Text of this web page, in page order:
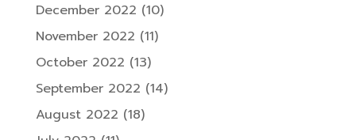
December 2022 (10)
November 2022 (11)
October 2022 (13)
September 2022 (14)
August 2022 (18)